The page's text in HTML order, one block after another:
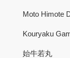
Moto Himote
Kouryaku
始牛若丸